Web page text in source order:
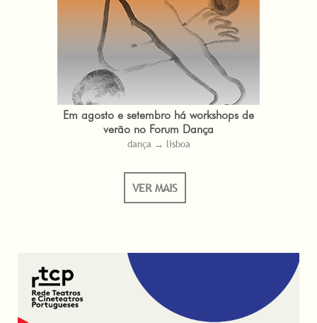
Em agosto e setembro há workshops de
verão no Forum Dança
dança → lisboa
VER MAIS